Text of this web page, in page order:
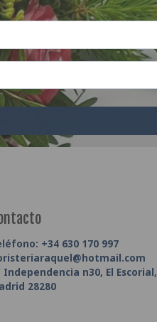
+34 630 170 997
Independencia n30, El Escorial,
28280